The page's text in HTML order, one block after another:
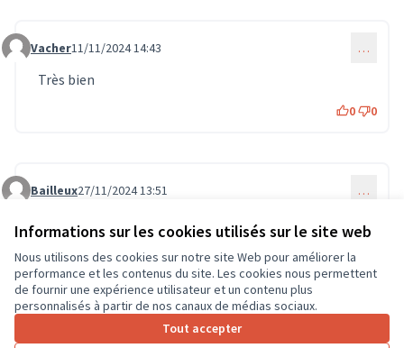
Informations sur les cookies utilisés sur le site web
Nous utilisons des cookies sur notre site Web pour améliorer la
performance et les contenus du site. Les cookies nous permettent
de fournir une expérience utilisateur et un contenu plus
personnalisés à partir de nos canaux de médias sociaux.
Tout accepter
Commentaire 1128
Vacher11/11/2024 14:43 …
Très bien
0 0
Commentaire 1410
Bailleux27/11/2024 13:51 …
Bonne idée
0
créez un compte